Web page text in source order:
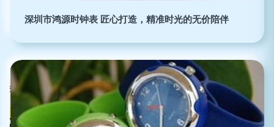
深圳市鸿源时钟表 匠心打造，精准时光的无价陪伴